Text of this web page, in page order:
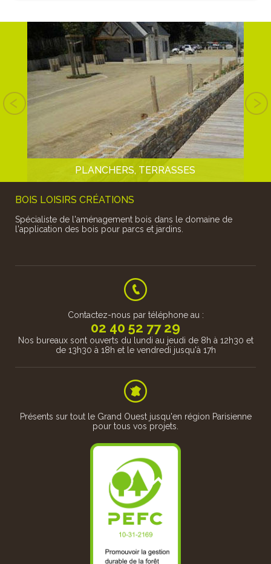
PLANCHERS, TERRASSES
En pin traité classe 4 ou en feuillu de pays (chêne, robinier ou
BOIS LOISIRS CRÉATIONS
Spécialiste de l'aménagement bois dans le domaine de
l'application des bois pour parcs et jardins.
Contactez-nous par téléphone au :
02 40 52 77 29
Nos bureaux sont ouverts du lundi au jeudi de 8h à 12h30 et
de 13h30 à 18h et le vendredi jusqu'à 17h
Présents sur tout le Grand Ouest jusqu'en région Parisienne
pour tous vos projets.